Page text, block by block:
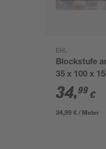
EHL
Blockstufe
35 x 100 x
34,99 €
34,99 € / Meter